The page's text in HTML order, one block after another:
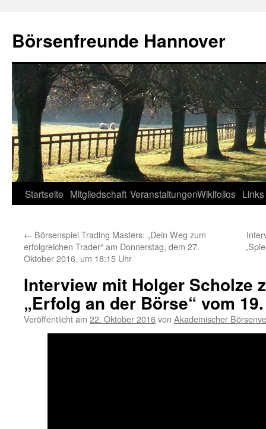
springen
Börsenfreunde Hannover
Startseite Mitgliedschaft VeranstaltungenWikifolios Links
← Börsenspiel Trading Masters: „Dein Weg zum
erfolgreichen Trader“ am Donnerstag, dem 27.
Oktober 2016, um 18:15 Uhr
Interview mit Holger Scholze
„Erfolg an der Börse“ vom
Veröffentlicht am 22. Oktober 2016von Akademischer